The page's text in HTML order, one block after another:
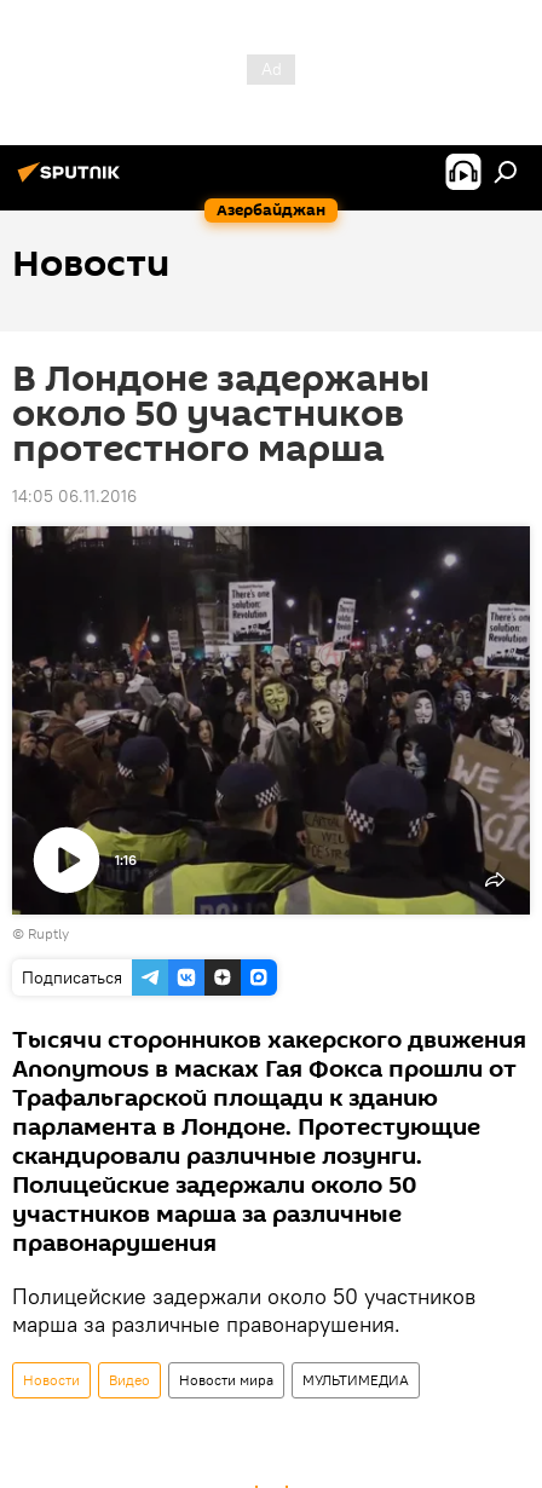
Азербайджан
Новости
В Лондоне задержаны
около 50 участников
протестного марша
14:05 06.11.2016
Воспроизвести
видео
1:16
© Ruptly
Подписаться
Тысячи сторонников хакерского движения
Anonymous в масках Гая Фокса прошли от
Трафальгарской площади к зданию
парламента в Лондоне. Протестующие
скандировали различные лозунги.
Полицейские задержали около 50
участников марша за различные
правонарушения
Полицейские задержали около 50 участников
марша за различные правонарушения.
Новости Видео Новости мира МУЛЬТИМЕДИА